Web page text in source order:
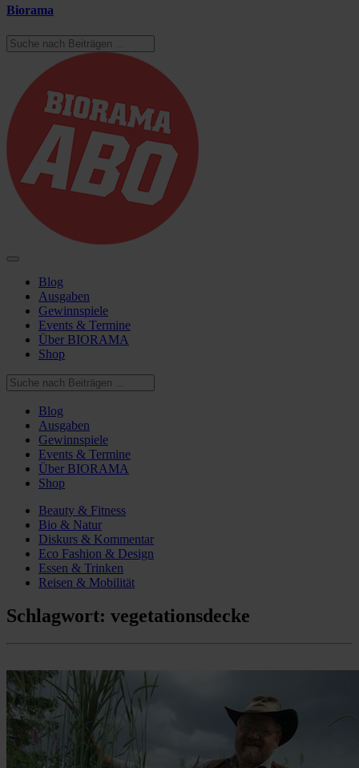
Biorama
Blog
Ausgaben
Gewinnspiele
Events & Termine
Über BIORAMA
Shop
Blog
Ausgaben
Gewinnspiele
Events & Termine
Über BIORAMA
Shop
Beauty & Fitness
Bio & Natur
Diskurs & Kommentar
Eco Fashion & Design
Essen & Trinken
Reisen & Mobilität
Schlagwort: vegetationsdecke